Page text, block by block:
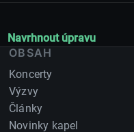
Navrhnout úpravu
OBSAH
Koncerty
Výzvy
Články
Novinky kapel